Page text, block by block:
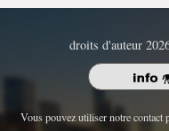
droits d'auteur
Vous pouvez utiliser notre